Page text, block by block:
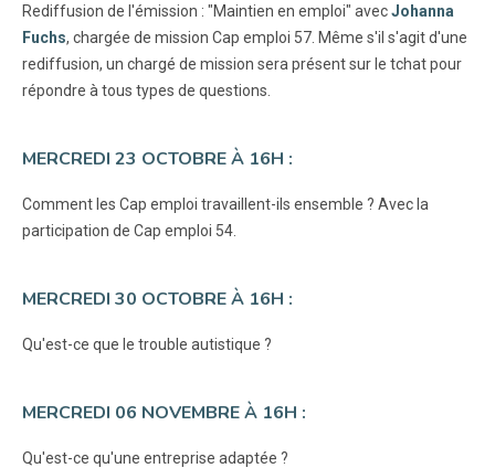
Rediffusion de l'émission : "Maintien en emploi" avecJohanna
Fuchs, chargée de mission Cap emploi 57. Même s'il s'agit d'une
rediffusion, un chargé de mission sera présent sur le tchat pour
répondre à tous types de questions.
MERCREDI 23 OCTOBRE À 16H :
Comment les Cap emploi travaillent-ils ensemble ? Avec la
participation de Cap emploi 54.
MERCREDI 30 OCTOBRE À 16H :
Qu'est-ce que le trouble autistique ?
MERCREDI 06 NOVEMBRE À 16H :
Qu'est-ce qu'une entreprise adaptée ?